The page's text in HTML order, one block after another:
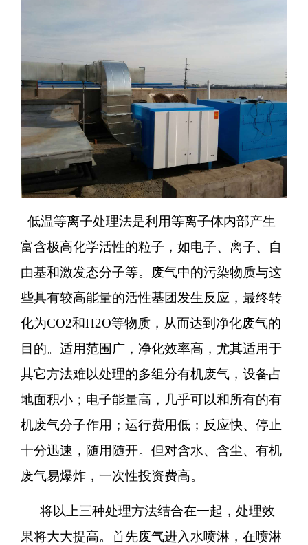
低温等离子处理法是利用等离子体内部产生
富含极高化学活性的粒子，如电子、离子、自
由基和激发态分子等。废气中的污染物质与这
些具有较高能量的活性基团发生反应，最终转
化为CO2和H2O等物质，从而达到净化废气的
目的。适用范围广，净化效率高，尤其适用于
其它方法难以处理的多组分有机废气，设备占
地面积小；电子能量高，几乎可以和所有的有
机废气分子作用；运行费用低；反应快、停止
十分迅速，随用随开。但对含水、含尘、有机
废气易爆炸，一次性投资费高。
将以上三种处理方法结合在一起，处理效
果将大大提高。首先废气进入水喷淋，在喷淋